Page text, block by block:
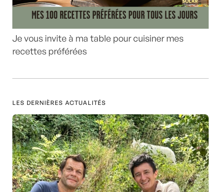
Je vous invite à ma table pour cuisiner mes
recettes préférées
LES DERNIÈRES ACTUALITÉS